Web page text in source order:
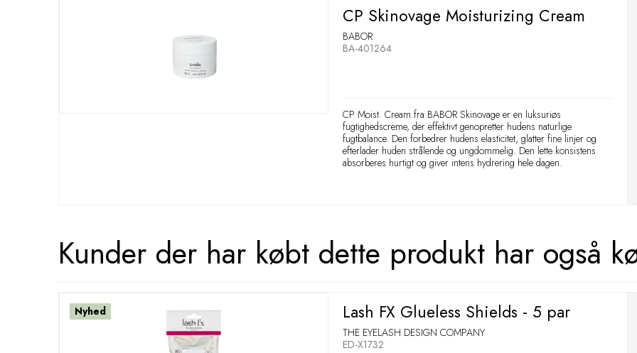
CP Skinovage Moisturizing Cream
BABOR
BA-401264
CP Moist. Cream fra BABOR Skinovage er en luksuriøs
fugtighedscreme, der effektivt genopretter hudens naturlige
fugtbalance. Den forbedrer hudens elasticitet, glatter fine linjer og
efterlader huden strålende og ungdommelig. Den lette konsistens
absorberes hurtigt og giver intens hydrering hele dagen.
Kunder der har købt dette produkt har også
Nyhed Lash FX Glueless Shields - 5 par
THE EYELASH DESIGN COMPANY
ED-X1732